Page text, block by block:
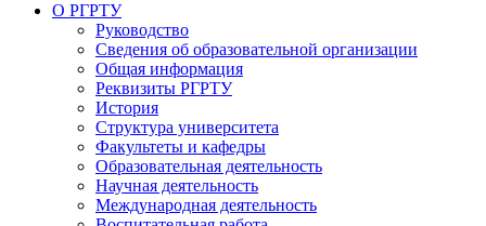
О РГРТУ
Руководство
Сведения об образовательной организации
Общая информация
Реквизиты РГРТУ
История
Структура университета
Факультеты и кафедры
Образовательная деятельность
Научная деятельность
Международная деятельность